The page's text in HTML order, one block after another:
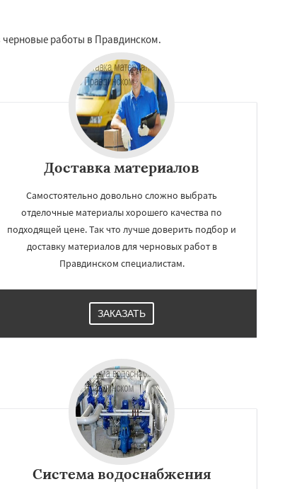
работы в Правдинском.
Доставка материалов
Самостоятельно довольно сложно выбрать
отделочные материалы хорошего качества по
подходящей цене. Так что лучше доверить подбор и
доставку материалов для черновых работ в
Правдинском специалистам.
ЗАКАЗАТЬ
Система водоснабжения